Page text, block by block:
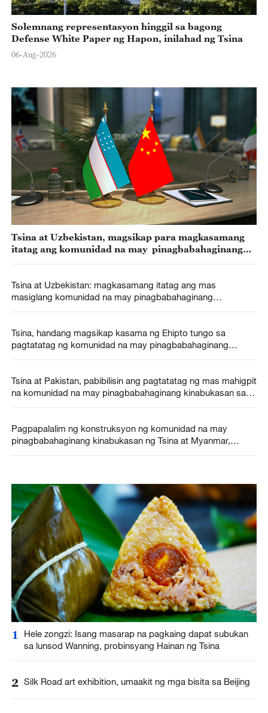
Solemnang representasyon hinggil sa bagong
Defense White Paper ng Hapon, inilahad ng Tsina
06-Aug-2026
Tsina at Uzbekistan, magsikap para magkasamang
itatag ang komunidad na may pinagbabahaginang
Tsina at Uzbekistan: magkasamang itatag ang mas
masiglang komunidad na may pinagbabahaginang
Tsina, handang magsikap kasama ng Ehipto tungo sa
pagtatatag ng komunidad na may pinagbabahaginang
Tsina at Pakistan, pabibilisin ang pagtatatag ng mas mahigpit
na komunidad na may pinagbabahaginang kinabukasan sa
Pagpapalalim ng konstruksyon ng komunidad na may
pinagbabahaginang kinabukasan ng Tsina at Myanmar,
1
Hele zongzi: Isang masarap na pagkaing dapat subukan
sa lunsod Wanning, probinsyang Hainan ng Tsina
2 Silk Road art exhibition, umaakit ng mga bisita sa Beijing